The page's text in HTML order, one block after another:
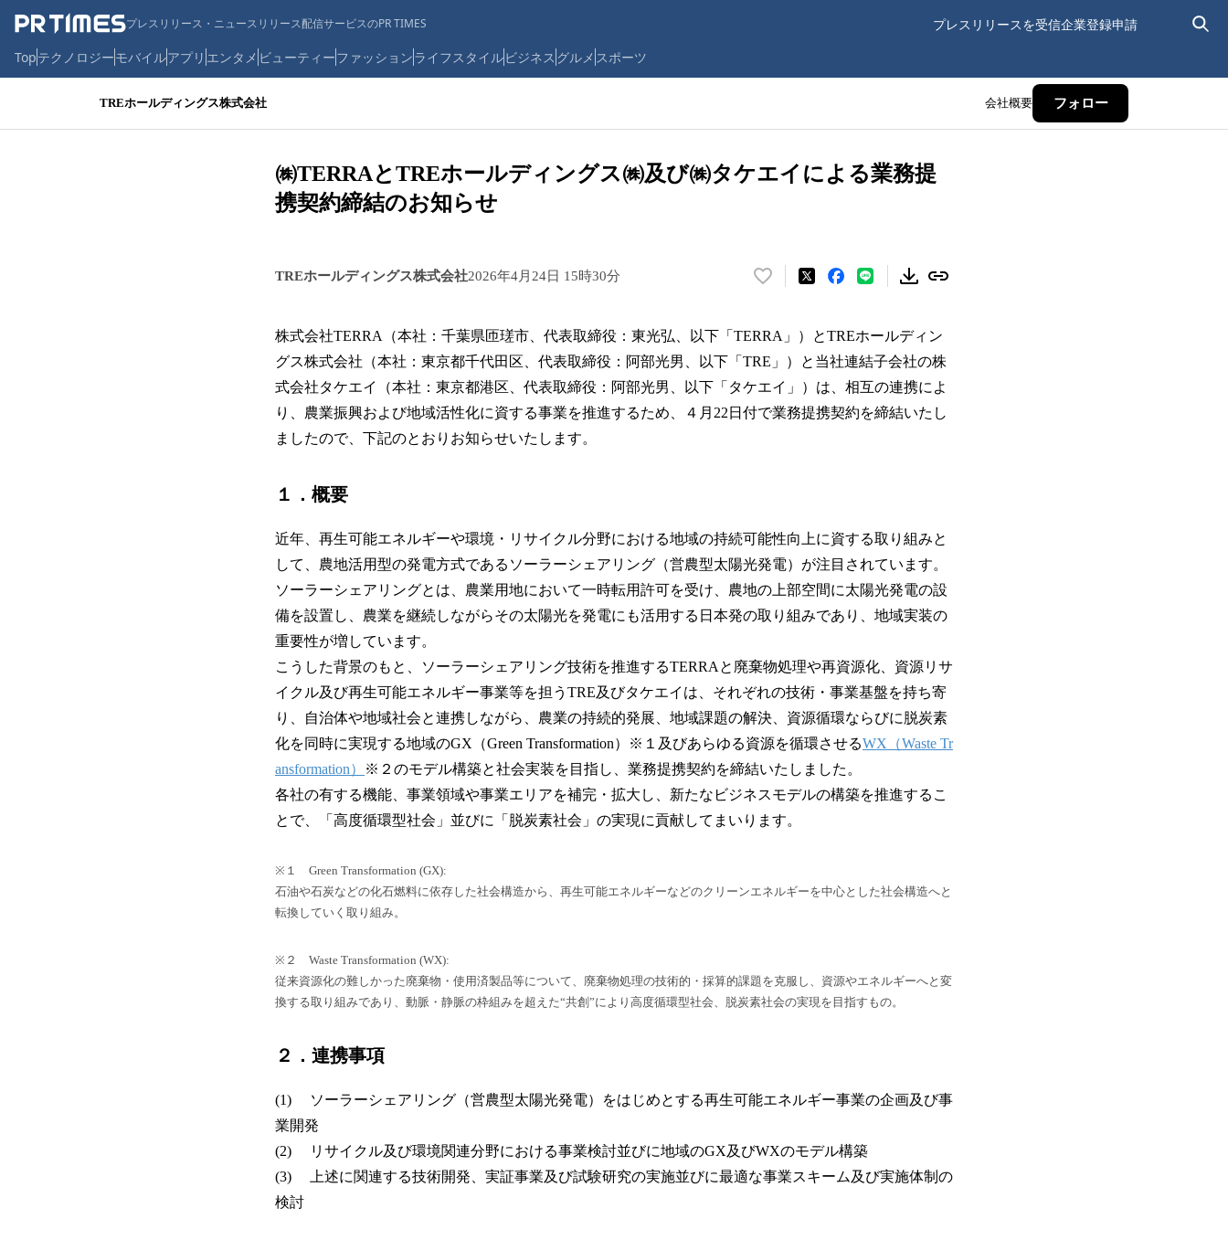
プレスリリース・ニュースリリース配信サービスのPR TIMES プレスリリースを受信企業登録申請
Topテクノロジーモバイルアプリ エンタメ ビューティーファッションライフスタイルビジネス グルメ スポーツ
TREホールディングス株式会社 会社概要 フォロー
㈱TERRAとTREホールディングス㈱及び㈱タケエイによる業務提
携契約締結のお知らせ
TREホールディングス株式会社2026年4月24日 15時30分
い
！
数
を
み
株式会社TERRA（本社：千葉県匝瑳市、代表取締役：東光弘、以下「TERRA」）とTREホールディン
グス株式会社（本社：東京都千代田区、代表取締役：阿部光男、以下「TRE」）と当社連結子会社の株
式会社タケエイ（本社：東京都港区、代表取締役：阿部光男、以下「タケエイ」）は、相互の連携によ
り、農業振興および地域活性化に資する事業を推進するため、４月22日付で業務提携契約を締結いたし
ましたので、下記のとおりお知らせいたします。
１．概要
近年、再生可能エネルギーや環境・リサイクル分野における地域の持続可能性向上に資する取り組みと
して、農地活用型の発電方式であるソーラーシェアリング（営農型太陽光発電）が注目されています。
ソーラーシェアリングとは、農業用地において一時転用許可を受け、農地の上部空間に太陽光発電の設
備を設置し、農業を継続しながらその太陽光を発電にも活用する日本発の取り組みであり、地域実装の
重要性が増しています。
こうした背景のもと、ソーラーシェアリング技術を推進するTERRAと廃棄物処理や再資源化、資源リサ
イクル及び再生可能エネルギー事業等を担うTRE及びタケエイは、それぞれの技術・事業基盤を持ち寄
り、自治体や地域社会と連携しながら、農業の持続的発展、地域課題の解決、資源循環ならびに脱炭素
化を同時に実現する地域のGX（Green Transformation）※１及びあらゆる資源を循環させるWX（Waste Tr
ansformation）
※２のモデル構築と社会実装を目指し、業務提携契約を締結いたしました。
各社の有する機能、事業領域や事業エリアを補完・拡大し、新たなビジネスモデルの構築を推進するこ
とで、「高度循環型社会」並びに「脱炭素社会」の実現に貢献してまいります。
※１ Green Transformation (GX):
石油や石炭などの化石燃料に依存した社会構造から、再生可能エネルギーなどのクリーンエネルギーを中心とした社会構造へと
転換していく取り組み。
※２ Waste Transformation (WX):
従来資源化の難しかった廃棄物・使用済製品等について、廃棄物処理の技術的・採算的課題を克服し、資源やエネルギーへと変
換する取り組みであり、動脈・静脈の枠組みを超えた“共創”により高度循環型社会、脱炭素社会の実現を目指すもの。
２．連携事項
(1) ソーラーシェアリング（営農型太陽光発電）をはじめとする再生可能エネルギー事業の企画及び事
業開発
(2) リサイクル及び環境関連分野における事業検討並びに地域のGX及びWXのモデル構築
(3) 上述に関連する技術開発、実証事業及び試験研究の実施並びに最適な事業スキーム及び実施体制の
検討